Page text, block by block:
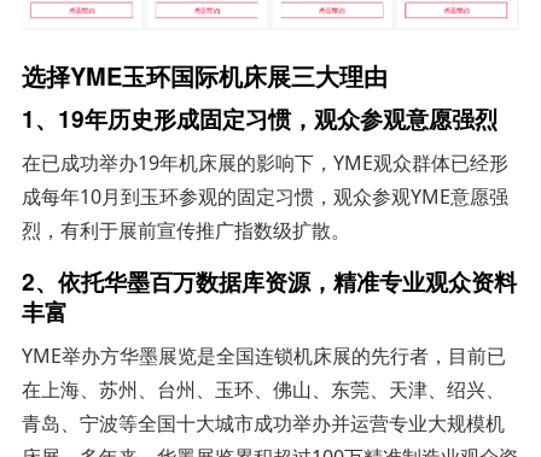
选择YME玉环国际机床展三大理由
1、19年历史形成固定习惯，观众参观意愿强烈
在已成功举办19年机床展的影响下，YME观众群体已经形
成每年10月到玉环参观的固定习惯，观众参观YME意愿强
烈，有利于展前宣传推广指数级扩散。
2、依托华墨百万数据库资源，精准专业观众资料
丰富
YME举办方华墨展览是全国连锁机床展的先行者，目前已
在上海、苏州、台州、玉环、佛山、东莞、天津、绍兴、
青岛、宁波等全国十大城市成功举办并运营专业大规模机